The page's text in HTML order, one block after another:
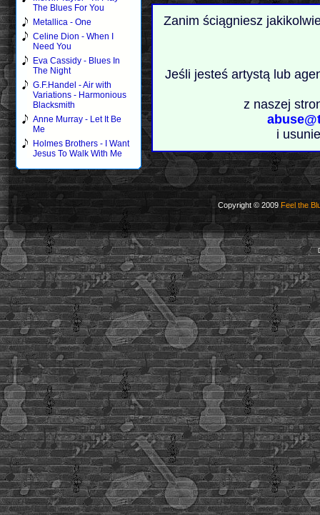
The Blues For You
Metallica - One
Celine Dion - When I
Need You
Eva Cassidy - Blues In
The Night
G.F.Handel - Air with
Variations - Harmonious
Blacksmith
Anne Murray - Let It Be
Me
Holmes Brothers - I Want
Jesus To Walk With Me
Zanim ściągniesz
Jeśli jesteś artystą lub
z naszej
i
Copyright © 2009Feel the